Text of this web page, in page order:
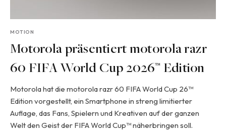
MOTION
Motorola präsentiert motorola razr
60 FIFA World Cup 2026™ Edition
Motorola hat die motorola razr 60 FIFA World Cup 26™
Edition vorgestellt, ein Smartphone in streng limitierter
Auflage, das Fans, Spielern und Kreativen auf der ganzen
Welt den Geist der FIFA World Cup™ näherbringen soll.